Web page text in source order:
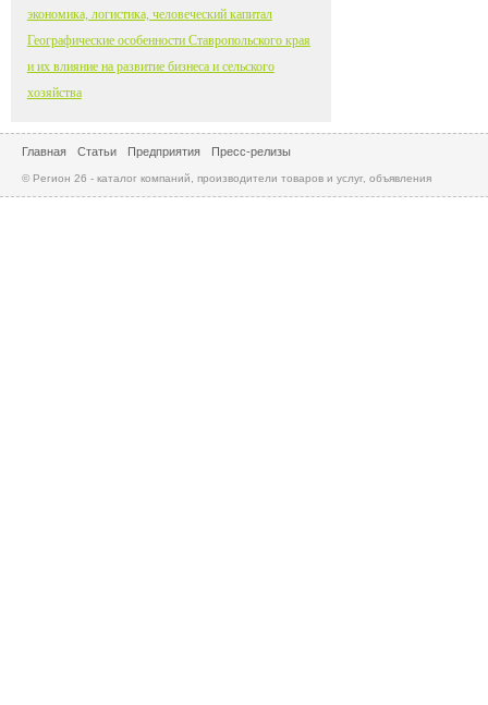
экономика, логистика, человеческий капитал
Географические особенности Ставропольского края
и их влияние на развитие бизнеса и сельского
хозяйства
Главная Статьи Предприятия Пресс-релизы
© Регион 26 - каталог компаний, производители товаров и услуг, объявления